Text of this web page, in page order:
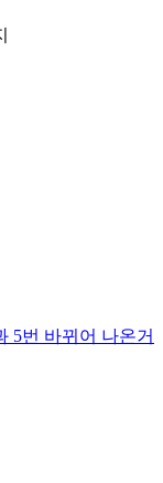
5번 바뀌어 나온거